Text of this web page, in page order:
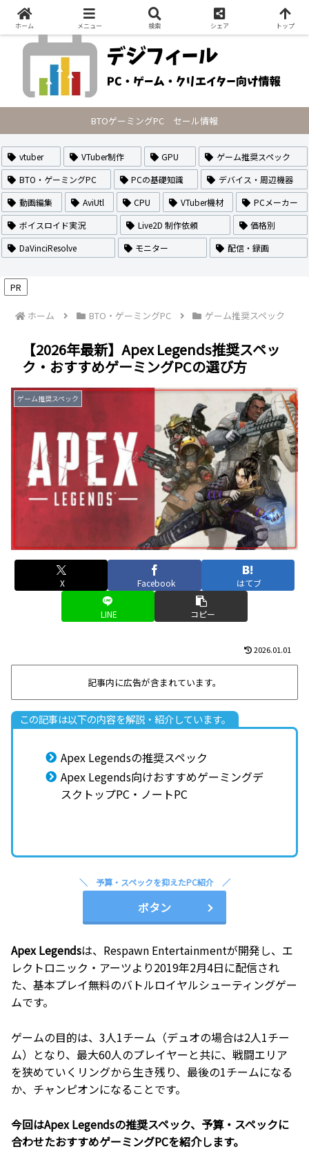
PCの最新セール情報・VTuberのなり方や作り方・配信方法を紹介
BTOゲーミングPC セール情報
vtuber VTuber制作 GPU
ゲーム推奨スペック
BTO・ゲーミングPC
PCの基礎知識
デバイス・周辺機器
動画編集
AviUtl CPU VTuber機材
PCメーカー
ボイスロイド実況
Live2D 制作依頼
価格別
DaVinciResolve
モニター 配信・録画
PR
ホーム BTO・ゲーミングPC ゲーム推奨スペック
【2026年最新】Apex Legends推奨スペッ
ク・おすすめゲーミングPCの選び方
ゲーム推奨スペック
X Facebook はてブ
LINE コピー
2026.01.01
記事内に広告が含まれています。
この記事は以下の内容を解説・紹介しています。
Apex Legendsの推奨スペック
Apex Legends向けおすすめゲーミングデ
スクトップPC・ノートPC
予算・スペックを抑えたPC紹介
ボタン
Apex Legendsは、Respawn Entertainmentが開発し、エ
レクトロニック・アーツより2019年2月4日に配信され
た、基本プレイ無料のバトルロイヤルシューティングゲー
ムです。
ゲームの目的は、3人1チーム（デュオの場合は2人1チー
ム）となり、最大60人のプレイヤーと共に、戦闘エリア
を狭めていくリングから生き残り、最後の1チームになる
か、チャンピオンになることです。
今回はApex Legendsの推奨スペック、予算・スペックに
合わせたおすすめゲーミングPCを紹介します。
ホーム メニュー 検索 シェア トップ